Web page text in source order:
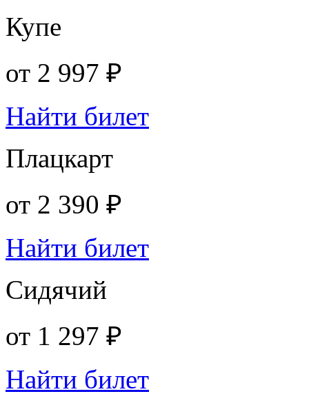
Купе
от 2 997 ₽
Найти билет
Плацкарт
от 2 390 ₽
Найти билет
Сидячий
от 1 297 ₽
Найти билет